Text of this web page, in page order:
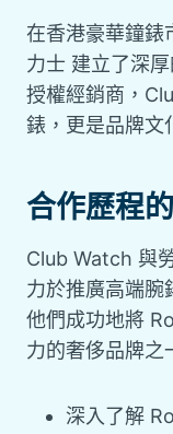
在香港豪華鐘錶
力士 建立了深
授權經銷商，
錶，更是品牌文
合作歷程
Club Watch 與
力於推廣高端腕
他們成功地將
力的奢侈品牌之
深入了解